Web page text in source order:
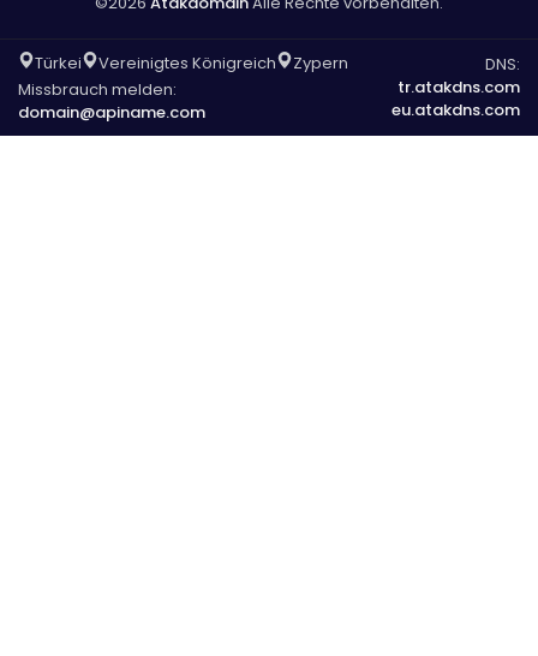
Türkei Vereinigtes Königreich
Zypern
Missbrauch melden:
domain@apiname.com
DNS:
tr.atakdns.com
eu.atakdns.com